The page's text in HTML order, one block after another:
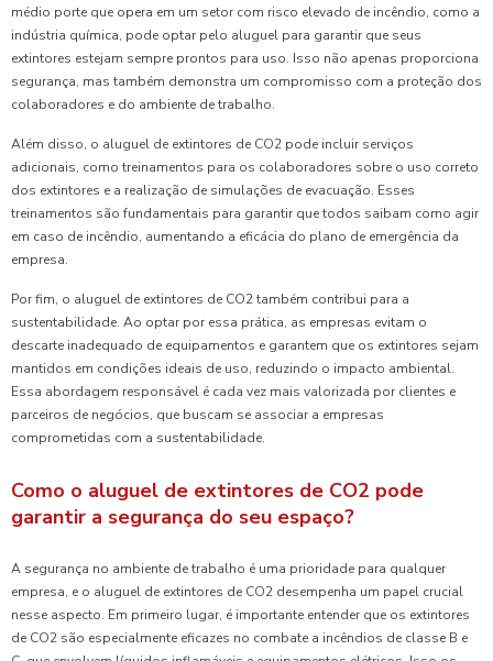
médio porte que opera em um setor com risco elevado de incêndio, como a
indústria química, pode optar pelo aluguel para garantir que seus
extintores estejam sempre prontos para uso. Isso não apenas proporciona
segurança, mas também demonstra um compromisso com a proteção dos
colaboradores e do ambiente de trabalho.
Além disso, o aluguel de extintores de CO2 pode incluir serviços
adicionais, como treinamentos para os colaboradores sobre o uso correto
dos extintores e a realização de simulações de evacuação. Esses
treinamentos são fundamentais para garantir que todos saibam como agir
em caso de incêndio, aumentando a eficácia do plano de emergência da
empresa.
Por fim, o aluguel de extintores de CO2 também contribui para a
sustentabilidade. Ao optar por essa prática, as empresas evitam o
descarte inadequado de equipamentos e garantem que os extintores sejam
mantidos em condições ideais de uso, reduzindo o impacto ambiental.
Essa abordagem responsável é cada vez mais valorizada por clientes e
parceiros de negócios, que buscam se associar a empresas
comprometidas com a sustentabilidade.
Como o aluguel de extintores de CO2 pode
garantir a segurança do seu espaço?
A segurança no ambiente de trabalho é uma prioridade para qualquer
empresa, e o aluguel de extintores de CO2 desempenha um papel crucial
nesse aspecto. Em primeiro lugar, é importante entender que os extintores
de CO2 são especialmente eficazes no combate a incêndios de classe B e